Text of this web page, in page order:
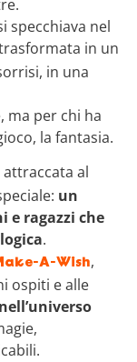
specchiava nel
in un
in una
ma per chi ha
la fantasia.
attraccata al
un
e ragazzi che
.
A-Wish,
ospiti e alle